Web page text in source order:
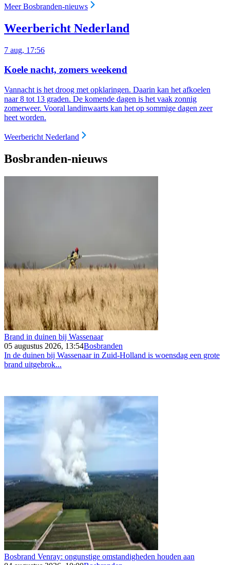
Meer Bosbranden-nieuws
Weerbericht Nederland
7 aug, 17:56
Koele nacht, zomers weekend
Vannacht is het droog met opklaringen. Daarin kan het afkoelen
naar 8 tot 13 graden. De komende dagen is het vaak zonnig
zomerweer. Vooral landinwaarts kan het op sommige dagen zeer
heet worden.
Weerbericht Nederland
Bosbranden-nieuws
Brand in duinen bij Wassenaar
05 augustus 2026, 13:54Bosbranden
In de duinen bij Wassenaar in Zuid-Holland is woensdag een grote
brand uitgebrok...
Bosbrand Venray: ongunstige omstandigheden houden aan